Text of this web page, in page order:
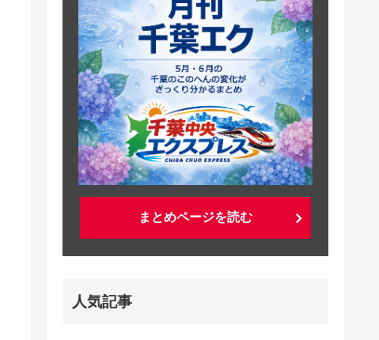
まとめページを読む
人気記事